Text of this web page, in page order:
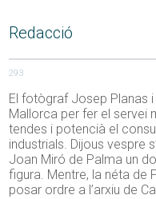
Redacció
293
El fotògraf Josep Planas
Mallorca per fer el servei
tendes i potencià el
industrials. Dijous vespre
Joan Miró de Palma un
figura. Mentre, la néta de
posar ordre a l’arxiu de